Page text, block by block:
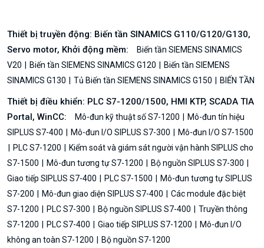
Thiết bị truyền động: Biến tần SINAMICS G110/G120/G130,
Servo motor, Khởi động mềm:
Biến tần SIEMENS SINAMICS
V20
Biến tần SIEMENS SINAMICS G120
Biến tần SIEMENS
SINAMICS G130
Tủ Biến tần SIEMENS SINAMICS G150 BIẾN TẦN
Thiết bị điều khiển: PLC S7-1200/1500, HMI KTP, SCADA TIA
Portal, WinCC:
Mô-đun kỹ thuật số S7-1200
Mô-đun tín hiệu
SIPLUS S7-400
Mô-đun I/O SIPLUS S7-300
Mô-đun I/O S7-1500
PLC S7-1200
Kiểm soát và giám sát người vận hành SIPLUS cho
S7-1500
Mô-đun tương tự S7-1200
Bộ nguồn SIPLUS S7-300
Giao tiếp SIPLUS S7-400
PLC S7-1500
Mô-đun tương tự SIPLUS
S7-200
Mô-đun giao diện SIPLUS S7-400
Các module đặc biệt
S7-1200
PLC S7-300 Bộ nguồn SIPLUS S7-400
Truyền thông
S7-1200
PLC S7-400 Giao tiếp SIPLUS S7-1200
Mô-đun I/O
không an toàn S7-1200
Bộ nguồn S7-1200